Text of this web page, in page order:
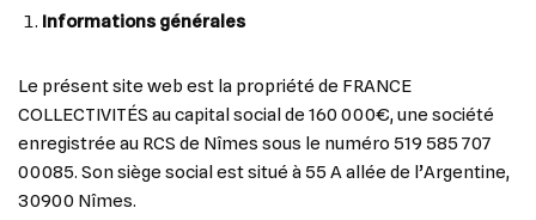
Informations générales
Le présent site web est la propriété de FRANCE
COLLECTIVITÉS au capital social de 160 000€, une société
enregistrée au RCS de Nîmes sous le numéro 519 585 707
00085. Son siège social est situé à 55 A allée de l’Argentine,
30900 Nîmes.